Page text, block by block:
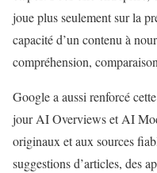
joue plus seulement sur la
capacité d’un contenu à
compréhension,
Google a aussi renforcé
jour AI Overviews et AI
originaux et aux sources
suggestions d’articles, des